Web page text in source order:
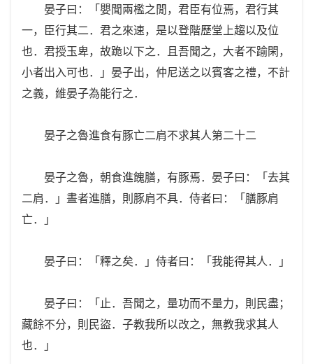
晏子曰：「嬰聞兩檻之閒，君臣有位焉，君行其
一，臣行其二．君之來速，是以登階歷堂上趨以及位
也．君授玉卑，故跪以下之．且吾聞之，大者不踰閑，
小者出入可也．」晏子出，仲尼送之以賓客之禮，不計
之義，維晏子為能行之．
晏子之魯進食有豚亡二肩不求其人第二十二
晏子之魯，朝食進餽膳，有豚焉．晏子曰：「去其
二肩．」晝者進膳，則豚肩不具．侍者曰：「膳豚肩
亡．」
晏子曰：「釋之矣．」侍者曰：「我能得其人．」
晏子曰：「止．吾聞之，量功而不量力，則民盡；
藏餘不分，則民盜．子教我所以改之，無教我求其人
也．」